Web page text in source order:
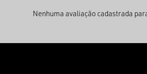
Nenhuma avaliação cadastrada